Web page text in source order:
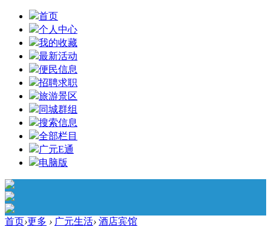
首页
个人中心
我的收藏
最新活动
便民信息
招聘求职
旅游景区
同城群组
搜索信息
全部栏目
广元E通
电脑版
首页›更多 › 广元生活› 酒店宾馆